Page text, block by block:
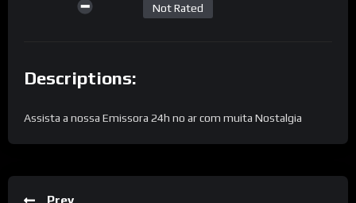
Not Rated
Descriptions:
Assista a nossa Emissora 24h no ar com muita Nostalgia